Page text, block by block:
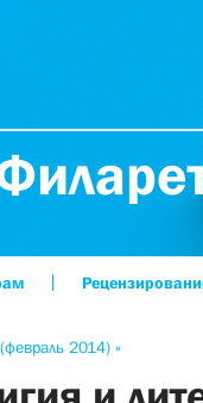
2014) »